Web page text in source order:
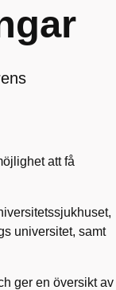
att få
universitet, samt
ger en översikt av